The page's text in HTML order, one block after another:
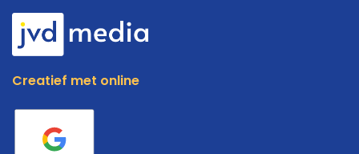
Creatief met online